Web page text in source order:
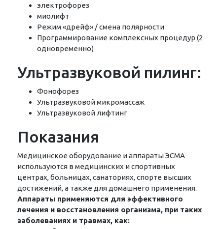
электрофорез
миолифт
Режим «дрейф» / смена полярности
Программирование комплексных процедур (2
одновременно)
Ультразвуковой пилинг:
Фонофорез
Ультразвуковой микромассаж
Ультразвуковой лифтинг
Показания
Медицинское оборудование и аппараты ЭСМА
используются в медицинских и спортивных
центрах, больницах, санаториях, спорте высших
достижений, а также для домашнего применения.
Аппараты применяются для эффективного
лечения и восстановления организма, при таких
заболеваниях и травмах, как: